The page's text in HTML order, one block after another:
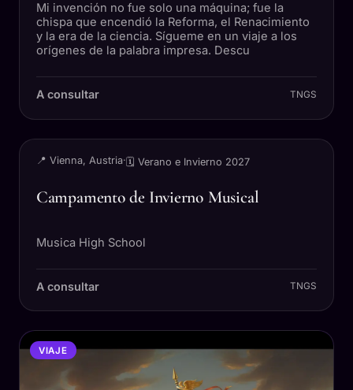
Mi invención no fue solo una máquina; fue la
chispa que encendió la Reforma, el Renacimiento
y la era de la ciencia. Sígueme en un viaje a los
orígenes de la palabra impresa. Descu
A consultar TNGS
VIAJE
📍 Vienna, Austria· 🗓 Verano e Invierno 2027
Campamento de Invierno Musical
Musica High School
A consultar TNGS
VIAJE